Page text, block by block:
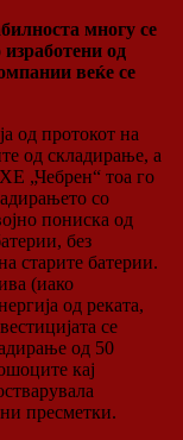
многу се
од
веќе се
од протокот на
од складирање, а
„Чебрен“ тоа го
со
пониска од
без
старите батерии.
(иако
од реката,
се
од 50
кај
пресметки.